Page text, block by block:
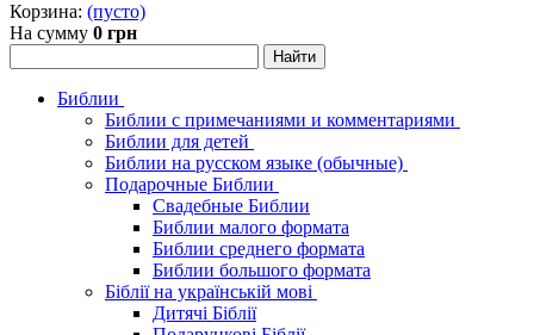
Корзина: (пусто)
На сумму 0 грн
Библии
Библии с примечаниями и комментариями
Библии для детей
Библии на русском языке (обычные)
Подарочные Библии
Свадебные Библии
Библии малого формата
Библии среднего формата
Библии большого формата
Біблії на українській мові
Дитячі Біблії